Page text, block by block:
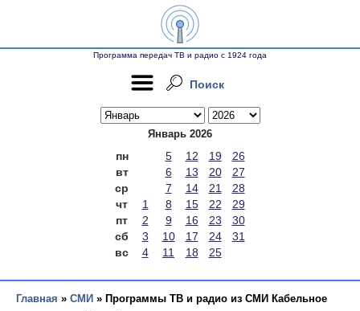
Программа передач ТВ и радио с 1924 года
Поиск
Январь 2026
пн 5 12 19
26
вт
6 13 20
27
ср
7 14 21
28
чт
1 8 15 22
29
пт
2 9 16 23
30
сб
3 10 17 24
31
вс
4 11 18 25
Главная » СМИ » Программы ТВ и радио из СМИ Кабельное